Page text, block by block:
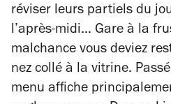
réviser leurs partiels du
l’après-midi… Gare à la
malchance vous deviez
nez collé à la vitrine.
menu affiche